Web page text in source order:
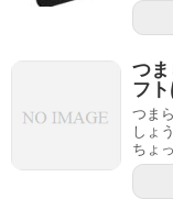
つ
フ
つま
しょ
ちょ